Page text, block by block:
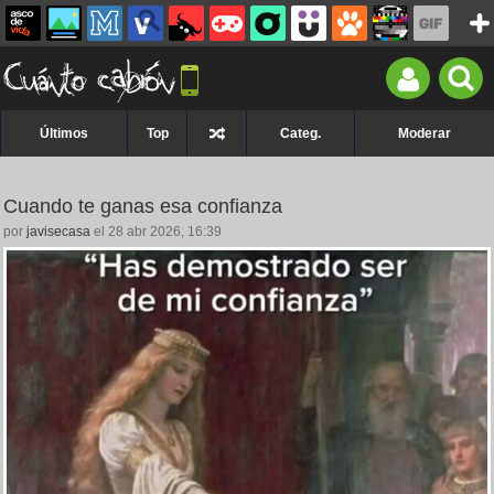
Últimos Top Categ. Moderar
Cuando te ganas esa confianza
por javisecasa el 28 abr 2026, 16:39